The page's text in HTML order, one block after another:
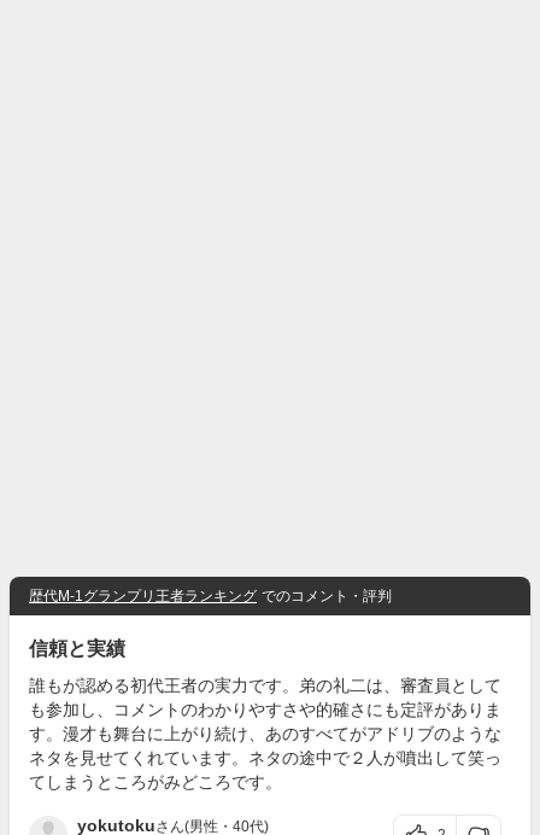
歴代M-1グランプリ王者ランキング でのコメント・評判
信頼と実績
誰もが認める初代王者の実力です。弟の礼二は、審査員として
も参加し、コメントのわかりやすさや的確さにも定評がありま
す。漫才も舞台に上がり続け、あのすべてがアドリブのような
ネタを見せてくれています。ネタの途中で２人が噴出して笑っ
てしまうところがみどころです。
yokutokuさん(男性・40代)